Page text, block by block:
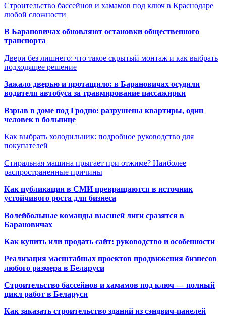
Строительство бассейнов и хамамов под ключ в Краснодаре
любой сложности
В Барановичах обновляют остановки общественного
транспорта
Двери без лишнего: что такое скрытый монтаж и как выбрать
подходящее решение
Зажало дверью и протащило: в Барановичах осудили
водителя автобуса за травмирование пассажирки
Взрыв в доме под Гродно: разрушены квартиры, один
человек в больнице
Как выбрать холодильник: подробное руководство для
покупателей
Стиральная машина прыгает при отжиме? Наиболее
распространенные причины
Как публикации в СМИ превращаются в источник
устойчивого роста для бизнеса
Волейбольные команды высшей лиги сразятся в
Барановичах
Как купить или продать сайт: руководство и особенности
Реализация масштабных проектов продвижения бизнесов
любого размера в Беларуси
Строительство бассейнов и хамамов под ключ — полный
цикл работ в Беларуси
Как заказать строительство зданий из сэндвич-панелей